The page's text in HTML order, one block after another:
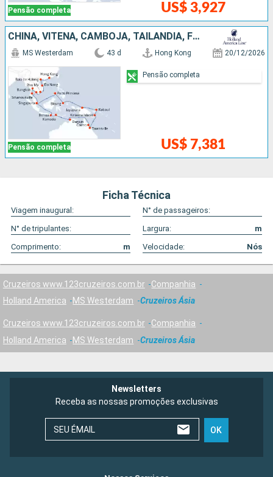
Pensão completa US$ 3,927
CHINA, VITENÃ, CAMBOJA, TAILÃNDIA, FILIPINAS, PAPUA NOVA GUINÉ, AUSTRÁLIA, INDONESIA, SINGAPURA
Pensão completa
MS Westerdam 43 d Hong Kong 20/12/2026
US$ 7,381
Pensão completa
Ficha Técnica
Viagem inaugural:
N° de passageiros:
N° de tripulantes:
Largura:
m
Comprimento:
m Velocidade: Nós
Cruzeiros www.123cruzeiros.com.br
Companhia
Holland America
MS Westerdam Cruzeiros Ásia
Cruzeiros www.123cruzeiros.com.br
Companhia
Holland America
MS Westerdam Cruzeiros Ásia
Newsletters
Receba as nossas promoções exclusivas
SEU ÉMAIL OK